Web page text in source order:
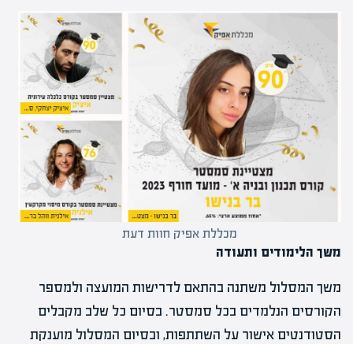
מכללת אפיק חוות דעת
משך הלימודים ותעודה
משך המסלול משתנה בהתאם לדרישות המועצה ולמספר
הקורסים הנלמדים בכל סמסטר. בסיום כל שלב מקבלים
הסטודנטים אישור על השתתפות, ובסיום המסלול מוענקת